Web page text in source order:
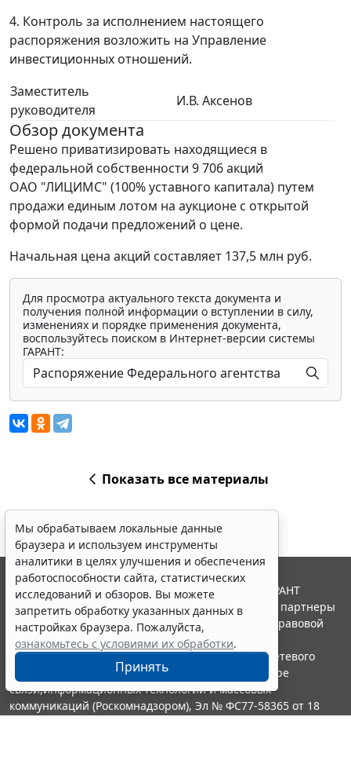
4. Контроль за исполнением настоящего
распоряжения возложить на Управление
инвестиционных отношений.
Заместитель
руководителя
И.В. Аксенов
Обзор документа
Решено приватизировать находящиеся в
федеральной собственности 9 706 акций
ОАО "ЛИЦИМС" (100% уставного капитала) путем
продажи единым лотом на аукционе с открытой
формой подачи предложений о цене.
Начальная цена акций составляет 137,5 млн руб.
Для просмотра актуального текста документа и
получения полной информации о вступлении в силу,
изменениях и порядке применения документа,
воспользуйтесь поиском в Интернет-версии системы
ГАРАНТ:
Показать все материалы
Мы обрабатываем локальные данные
браузера и используем инструменты
аналитики в целях улучшения и обеспечения
работоспособности сайта, статистических
исследований и обзоров. Вы можете
запретить обработку указанных данных в
настройках браузера. Пожалуйста,
ознакомьтесь с условиями их обработки.
Принять
© ООО "НПП "ГАРАНТ-СЕРВИС", 2026. Система ГАРАНТ
выпускается с 1990 года. Компания "Гарант" и ее партнеры
являются участниками Российской ассоциации правовой
информации ГАРАНТ.
Портал ГАРАНТ.РУ зарегистрирован в качестве сетевого
издания Федеральной службой по надзору в сфере
связи,информационных технологий и массовых
коммуникаций (Роскомнадзором), Эл № ФС77-58365 от 18